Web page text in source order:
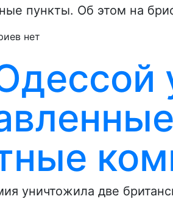
пункты. Об этом на
нет
уничтожила две